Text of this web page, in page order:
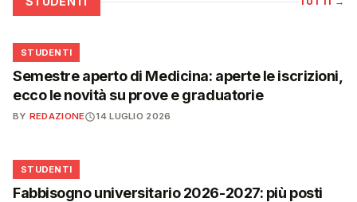
🎓
STUDENTI
Semestre aperto di Medicina: aperte le iscrizioni,
ecco le novità su prove e graduatorie
BY REDAZIONE 14 LUGLIO 2026
🎓
STUDENTI
Fabbisogno universitario 2026-2027: più posti